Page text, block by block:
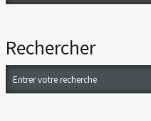
Rechercher